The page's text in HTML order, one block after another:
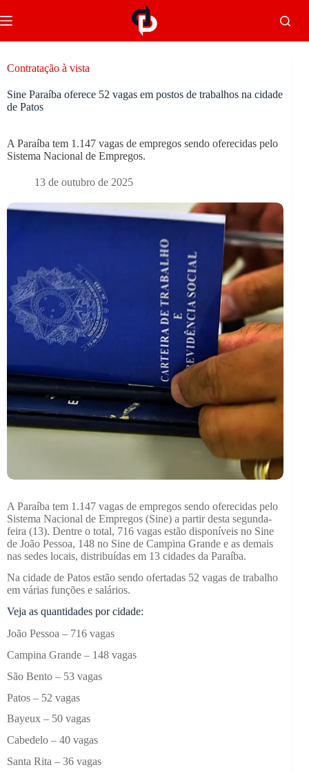
Contratação à vista
Sine Paraíba oferece 52 vagas em postos de trabalhos na cidade
de Patos
A Paraíba tem 1.147 vagas de empregos sendo oferecidas pelo
Sistema Nacional de Empregos.
13 de outubro de 2025
A Paraíba tem 1.147 vagas de empregos sendo oferecidas pelo
Sistema Nacional de Empregos (Sine) a partir desta segunda-
feira (13). Dentre o total, 716 vagas estão disponíveis no Sine
de João Pessoa, 148 no Sine de Campina Grande e as demais
nas sedes locais, distribuídas em 13 cidades da Paraíba.
Na cidade de Patos estão sendo ofertadas 52 vagas de trabalho
em várias funções e salários.
Veja as quantidades por cidade:
João Pessoa – 716 vagas
Campina Grande – 148 vagas
São Bento – 53 vagas
Patos – 52 vagas
Bayeux – 50 vagas
Cabedelo – 40 vagas
Santa Rita – 36 vagas